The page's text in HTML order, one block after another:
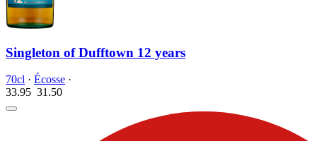
Singleton of Dufftown 12 years
70cl · Écosse ·
33.95 31.50